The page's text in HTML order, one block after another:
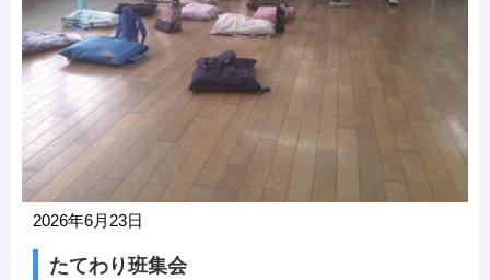
2026年6月23日
たてわり班集会